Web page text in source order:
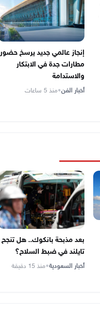
إنجاز عالمي جديد يرسخ حضور
مطارات جدة في الابتكار
والاستدامة
أخبار الفن•منذ 5 ساعات
بعد مذبحة بانكوك.. هل تنجح
تايلند في ضبط السلاح؟
أخبار السعودية•منذ 15 دقيقة